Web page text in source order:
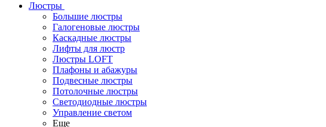
Люстры
Большие люстры
Галогеновые люстры
Каскадные люстры
Лифты для люстр
Люстры LOFT
Плафоны и абажуры
Подвесные люстры
Потолочные люстры
Светодиодные люстры
Управление светом
Еще